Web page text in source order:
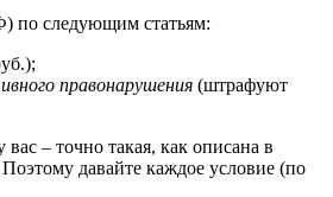
по следующим статьям:
правонарушения (штрафуют
– точно такая, как описана в
давайте каждое условие (по